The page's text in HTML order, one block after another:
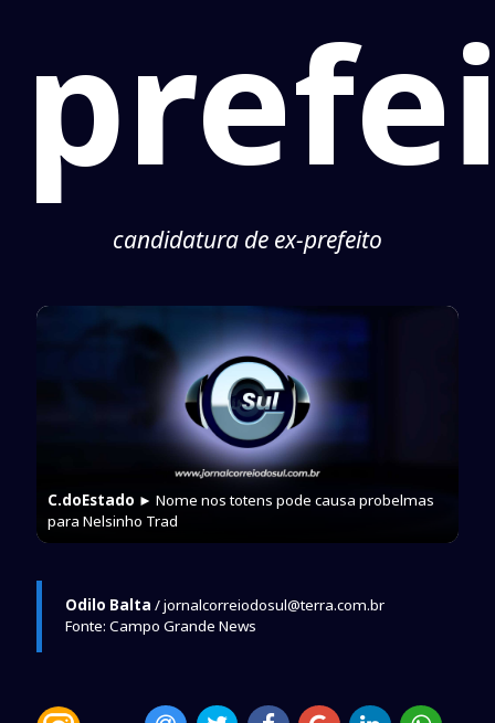
candidatura de ex-prefeito
C.doEstado ► Nome nos totens pode causa probelmas
para Nelsinho Trad
Odilo Balta / jornalcorreiodosul@terra.com.br
Fonte: Campo Grande News